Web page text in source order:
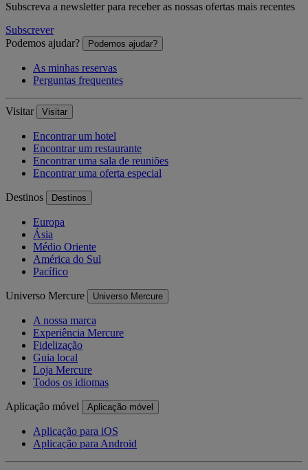
Subscreva a newsletter para receber as nossas ofertas mais recentes
Subscrever
Podemos ajudar?
Podemos ajudar?
As minhas reservas
Perguntas frequentes
Visitar Visitar
Encontrar um hotel
Encontrar um restaurante
Encontrar uma sala de reuniões
Encontrar uma oferta especial
Destinos Destinos
Europa
Ásia
Médio Oriente
América do Sul
Pacífico
Universo Mercure Universo Mercure
A nossa marca
Experiência Mercure
Fidelização
Guia local
Loja Mercure
Todos os idiomas
Aplicação móvel Aplicação móvel
Aplicação para iOS
Aplicação para Android